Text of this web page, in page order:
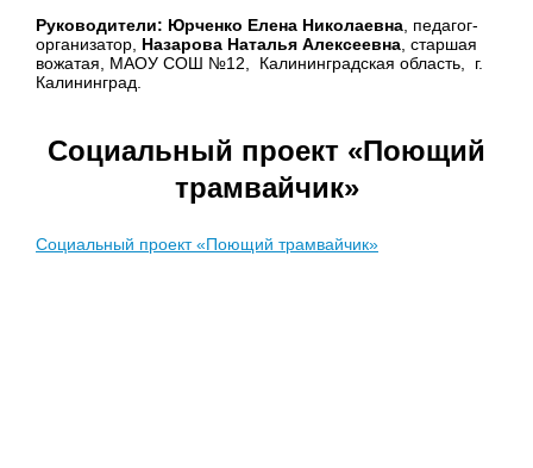
Руководители: Юрченко Елена Николаевна , педагог-
организатор, Назарова Наталья Алексеевна , старшая
вожатая, МАОУ СОШ №12, Калининградская область, г.
Калининград.
Социальный проект «Поющий
трамвайчик»
Социальный проект «Поющий трамвайчик»